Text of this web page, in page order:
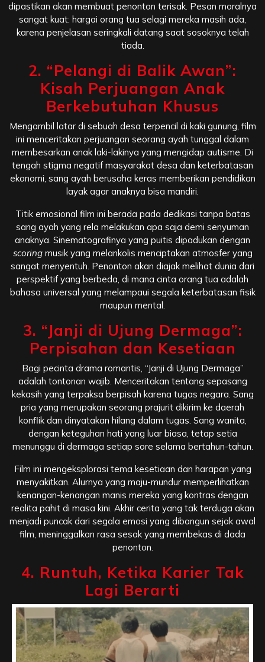
dipastikan akan membuat penonton terisak. Pesan moralnya
sangat kuat: hargai orang tua selagi mereka masih ada,
karena penjelasan seringkali datang saat sosoknya telah
tiada.
2. “Pelangi di Balik Awan”:
Kisah Perjuangan Anak
Berkebutuhan Khusus
Mengambil latar di sebuah desa terpencil di kaki gunung, film
ini menceritakan perjuangan seorang ayah tunggal dalam
membesarkan anak laki-lakinya yang mengidap autisme. Di
tengah stigma negatif masyarakat desa dan keterbatasan
ekonomi, sang ayah berusaha keras memberikan pendidikan
layak agar anaknya bisa mandiri.
Titik emosional film ini berada pada dedikasi tanpa batas
sang ayah yang rela melakukan apa saja demi senyuman
anaknya. Sinematografinya yang puitis dipadukan dengan
scoringmusik yang melankolis menciptakan atmosfer yang
sangat menyentuh. Penonton akan diajak melihat dunia dari
perspektif yang berbeda, di mana cinta orang tua adalah
bahasa universal yang melampaui segala keterbatasan fisik
maupun mental.
3. “Janji di Ujung Dermaga”:
Perpisahan dan Kesetiaan
Bagi pecinta drama romantis, “Janji di Ujung Dermaga”
adalah tontonan wajib. Menceritakan tentang sepasang
kekasih yang terpaksa berpisah karena tugas negara. Sang
pria yang merupakan seorang prajurit dikirim ke daerah
konflik dan dinyatakan hilang dalam tugas. Sang wanita,
dengan keteguhan hati yang luar biasa, tetap setia
menunggu di dermaga setiap sore selama bertahun-tahun.
Film ini mengeksplorasi tema kesetiaan dan harapan yang
menyakitkan. Alurnya yang maju-mundur memperlihatkan
kenangan-kenangan manis mereka yang kontras dengan
realita pahit di masa kini. Akhir cerita yang tak terduga akan
menjadi puncak dari segala emosi yang dibangun sejak awal
film, meninggalkan rasa sesak yang membekas di dada
penonton.
4. Runtuh, Ketika Karier Tak
Lagi Berarti